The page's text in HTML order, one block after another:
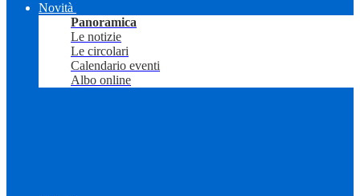
Novità
Panoramica
Le notizie
Le circolari
Calendario eventi
Albo online